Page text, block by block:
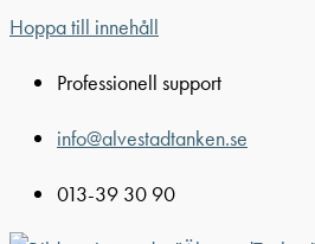
Hoppa till innehåll
Professionell support
info@alvestadtanken.se
013-39 30 90